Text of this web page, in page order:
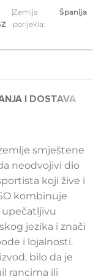
|Zemlja
porijekla:
Španija
I DOSTAVA
smještene
neodvojivi dio
koji žive i
kombinuje
jezika i znači
i lojalnosti.
bilo da je
rancima ili